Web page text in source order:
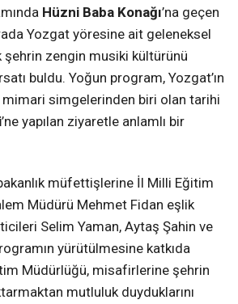
Hüzni Baba Konağı’na geçen
Yozgat yöresine ait geleneksel
zengin musiki kültürünü
buldu. Yoğun program, Yozgat’ın
mimari simgelerinden biri olan tarihi
’ne yapılan ziyaretle anlamlı bir
müfettişlerine İl Milli Eğitim
Müdürü Mehmet Fidan eşlik
Selim Yaman, Aytaş Şahin ve
yürütülmesine katkıda
Müdürlüğü, misafirlerine şehrin
mutluluk duyduklarını